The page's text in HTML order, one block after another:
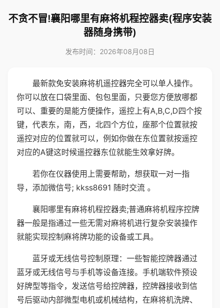
不贪不冒!襄阳哪里有麻将机程控器卖(程序安装
器随身携带)
发布时间：2026年08月08日
最新款免安装麻将机遥控器完全可以单人操作。
你可以放在口袋里面、包包里面，只要您方便放哪都
可以、重要的是能方便操作，遥控上有A,B,C,D四个按
键，代表东，南，西，北四个方位，座那个位置就按
遥控对应的位置就可以，例如你做在东位置就按遥控
对应的A键这时候遥控器东位就能生效拿好牌。
若你在仪器使用上需要帮助，想获取一对一指
导，添加微信号; kkss8691 随时交流 。
襄阳哪里有麻将机程控器卖;普通麻将机程序控牌
器一般是指通过一些无需对麻将机进行复杂安装操作
就能实现控制麻将牌功能的设备或工具。
蓝牙或无线信号控制原理：一些智能控牌器通过
蓝牙或无线信号与手机等设备连接。手机端软件预设
好牌型等指令，发送信号给控牌器，控牌器接收到信
号后驱动内部微型电机或机械结构，在麻将机洗牌、